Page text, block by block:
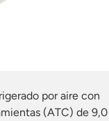
por aire con
(ATC) de 9,0